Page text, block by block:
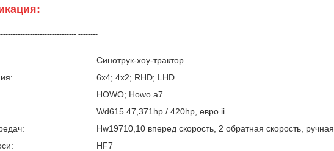
--------
Синотрук-хоу-трактор
6х4; 4х2; RHD; LHD
HOWO; Howo a7
Wd615.47,371hp / 420hp, евро ii
Hw19710,10 вперед скорость, 2 обратная скорость, ручная
HF7